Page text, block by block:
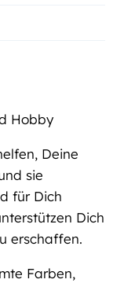
Hobby
Deine
sie
für Dich
Dich
erschaffen.
Farben,